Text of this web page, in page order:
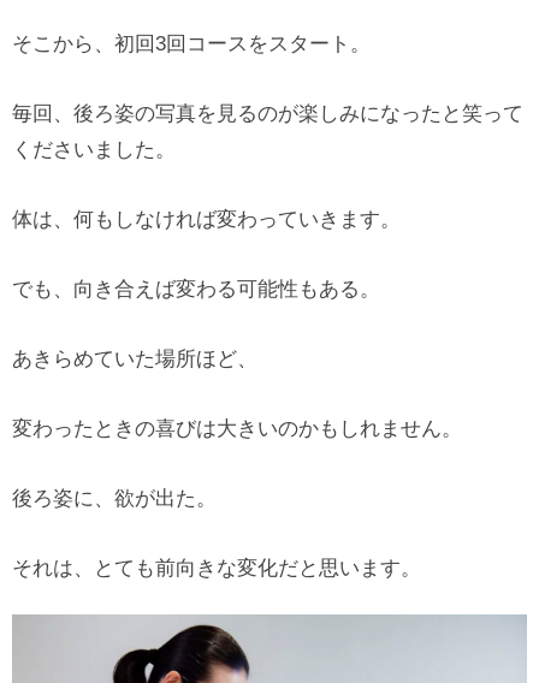
そこから、初回3回コースをスタート。
毎回、後ろ姿の写真を見るのが楽しみになったと笑って
くださいました。
体は、何もしなければ変わっていきます。
でも、向き合えば変わる可能性もある。
あきらめていた場所ほど、
変わったときの喜びは大きいのかもしれません。
後ろ姿に、欲が出た。
それは、とても前向きな変化だと思います。